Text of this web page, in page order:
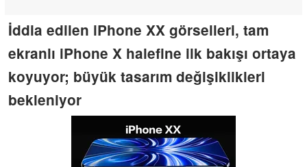
İddia edilen iPhone XX görselleri, tam
ekranlı iPhone X halefine ilk bakışı ortaya
koyuyor; büyük tasarım değişiklikleri
bekleniyor